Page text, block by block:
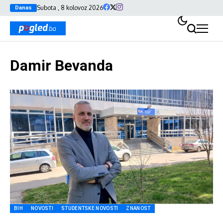
Danas Subota , 8 kolovoz 2026
Damir Bevanda
BIH NOVOSTI STUDENTSKE NOVOSTI ZNANOST